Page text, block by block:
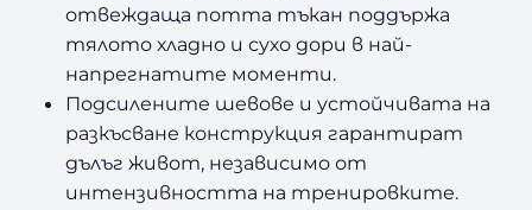
отвеждаща потта тъкан поддържа
тялото хладно и сухо дори в най-
напрегнатите моменти.
Подсилените шевове и устойчивата на
разкъсване конструкция гарантират
дълъг живот, независимо от
интензивността на тренировките.